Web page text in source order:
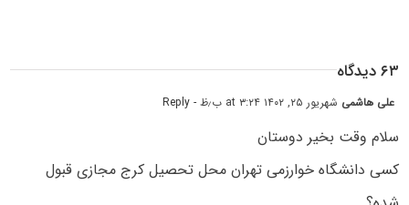
۶۳ دیدگاه
علی هاشمی شهریور ۲۵, ۱۴۰۲ at ۳:۲۴ ب٫ظ - Reply
سلام وقت بخیر دوستان
کسی دانشگاه خوارزمی تهران محل تحصیل کرج مجازی قبول